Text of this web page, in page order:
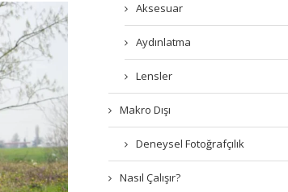
Aksesuar
Aydınlatma
Lensler
Makro Dışı
Deneysel Fotoğrafçılık
Nasıl Çalışır?